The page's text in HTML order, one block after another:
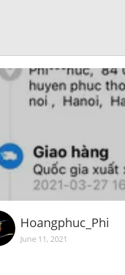
Hoangphuc_Phi
June 11, 2021